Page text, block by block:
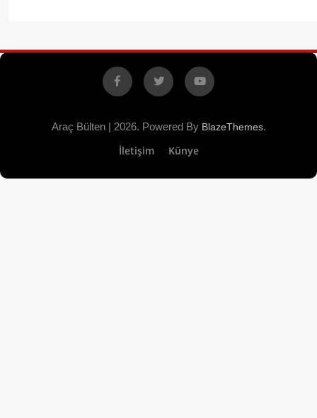
Facebook
X YouTube
Araç Bülten | 2026. Powered By BlazeThemes.
İletişim Künye